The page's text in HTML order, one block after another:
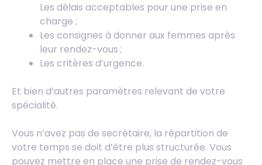
Les délais acceptables pour une prise en
charge ;
Les consignes à donner aux femmes après
leur rendez-vous ;
Les critères d’urgence.
Et bien d’autres paramètres relevant de votre
spécialité.
Vous n’avez pas de secrétaire, la répartition de
votre temps se doit d’être plus structurée. Vous
pouvez mettre en place une prise de rendez-vous